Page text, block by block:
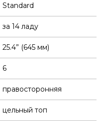
Standard
за 14 ладу
25.4” (645 мм)
6
правосторонняя
цельный топ